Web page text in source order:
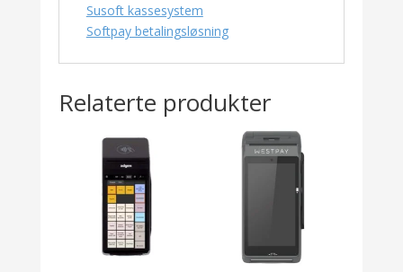
Susoft kassesystem
Softpay betalingsløsning
Relaterte produkter